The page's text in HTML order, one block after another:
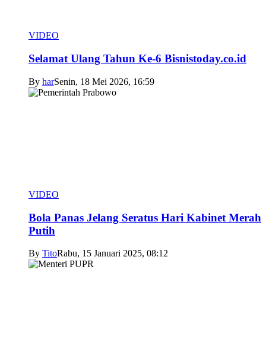
VIDEO
Selamat Ulang Tahun Ke-6 Bisnistoday.co.id
By harSenin, 18 Mei 2026, 16:59
VIDEO
Bola Panas Jelang Seratus Hari Kabinet Merah
Putih
By TitoRabu, 15 Januari 2025, 08:12